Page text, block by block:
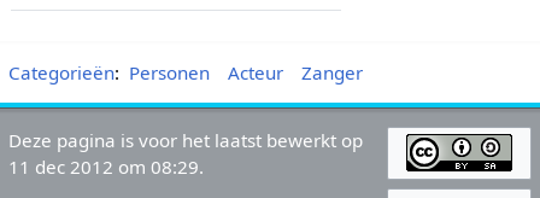
Categorieën: Personen Acteur Zanger
Deze pagina is voor het laatst bewerkt op
11 dec 2012 om 08:29.